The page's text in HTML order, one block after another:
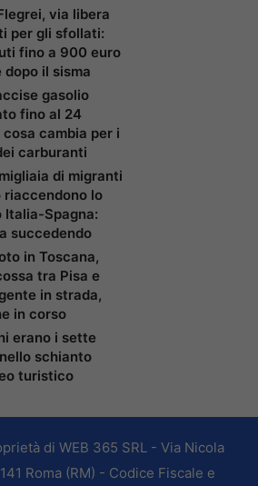
via libera
per gli sfollati:
fino a 900 euro
dopo il sisma
gasolio
fino al 24
cambia per i
carburanti
di migranti
riaccendono lo
Italia-Spagna:
succedendo
in Toscana,
tra Pisa e
in strada,
in corso
erano i sette
schianto
turistico
di WEB 365 SRL - Via Nicola
Roma (RM) - Codice Fiscale e